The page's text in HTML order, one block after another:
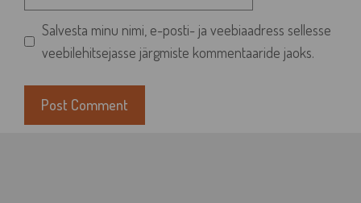
Salvesta minu nimi, e-posti- ja veebiaadress sellesse
veebilehitsejasse järgmiste kommentaaride jaoks.